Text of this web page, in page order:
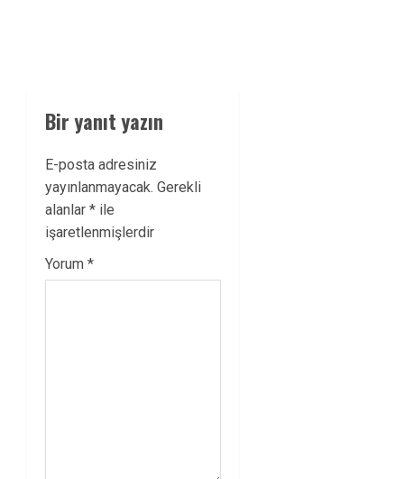
Bir yanıt yazın
E-posta adresiniz
yayınlanmayacak. Gerekli
alanlar * ile
işaretlenmişlerdir
Yorum *